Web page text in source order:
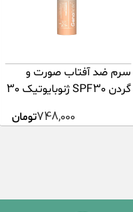
سرم ضد آفتاب صورت و
گردن SPF30 ژنوبایوتیک 30
748,000تومان